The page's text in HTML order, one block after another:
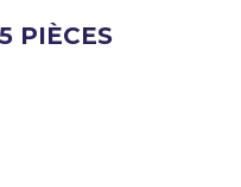
PIÈCES